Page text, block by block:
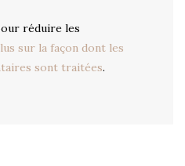
réduire les
sur la façon dont les
sont traitées.